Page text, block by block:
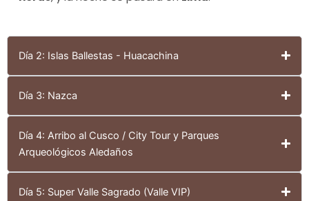
Día 2: Islas Ballestas - Huacachina
Día 3: Nazca
Día 4: Arribo al Cusco / City Tour y Parques
Arqueológicos Aledaños
Día 5: Super Valle Sagrado (Valle VIP)